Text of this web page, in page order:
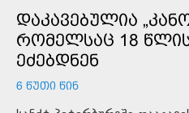
ᲓᲐᲙᲐᲕᲔᲑᲣᲚᲘᲐ
ᲠᲝᲛᲔᲚᲡᲐᲪ 18
ᲔᲫᲔᲑᲓᲜᲔᲜ
6 ᲬᲣᲗᲘ ᲬᲘᲜ